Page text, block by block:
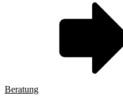
Beratung